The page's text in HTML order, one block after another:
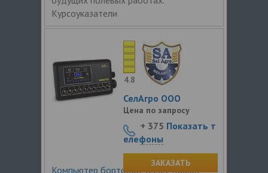
Курсоуказатели
Компьютер бортовой Teejet Radion
4.8
СелАгро ООО
Цена по запросу
+ 375 Показать т
елефоны
ЗАКАЗАТЬ